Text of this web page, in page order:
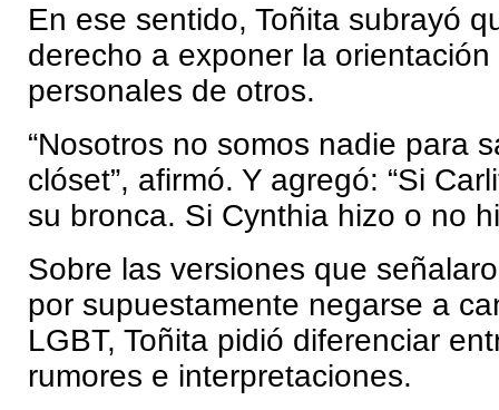
En ese sentido, Toñita subrayó
derecho a exponer la
personales de otros.
“Nosotros no somos nadie para
clóset”, afirmó. Y agregó: “Si
su bronca. Si Cynthia hizo o no
Sobre las versiones que
por supuestamente negarse a
LGBT, Toñita pidió diferenciar
rumores e interpretaciones.